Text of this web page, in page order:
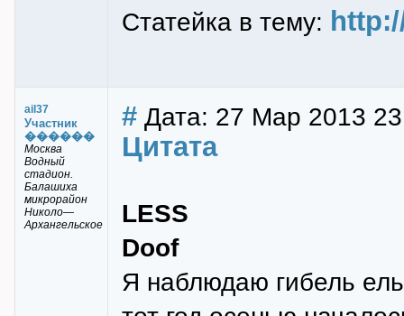
Статейка в тему:
ail37
Участник
������
Москва
Водный
стадион.
Балашиха
микрорайон
Николо—
Архангельское
# Дата: 27 Мар 2013
Цитата
LESS
Doof
Я наблюдаю гибель